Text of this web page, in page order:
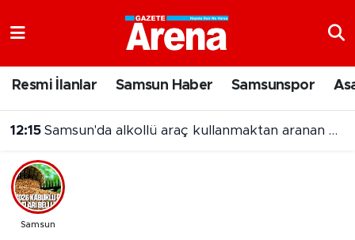
Resmi İlanlar Samsun Haber Samsunspor
12:15 Samsun'da alkollü araç kullanmaktan aranan hükümlü cezaevine gönderildi
Samsun
Samsun Namaz Vakitleri
Trafik Durumu
Süper Lig Puan Durumu ve Fikstür